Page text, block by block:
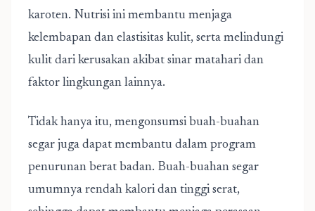
karoten. Nutrisi ini membantu menjaga
kelembapan dan elastisitas kulit, serta melindungi
kulit dari kerusakan akibat sinar matahari dan
faktor lingkungan lainnya.
Tidak hanya itu, mengonsumsi buah-buahan
segar juga dapat membantu dalam program
penurunan berat badan. Buah-buahan segar
umumnya rendah kalori dan tinggi serat,